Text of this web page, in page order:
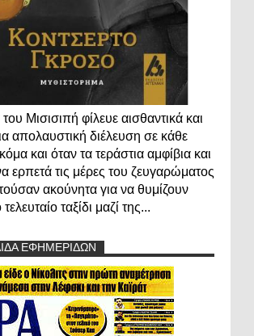
Μισισιπή φίλευε αισθαντικά και
απολαυστική διέλευση σε κάθε
και όταν τα τεράστια αμφίβια και
ερπετά τις μέρες του ζευγαρώματος
ακούνητα για να θυμίζουν
ταξίδι μαζί της...
ΕΦΗΜΕΡΙΔΩΝ